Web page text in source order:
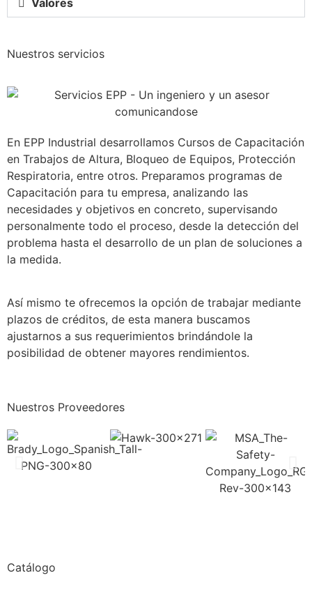
Valores
Nuestros servicios
En EPP Industrial desarrollamos Cursos de Capacitación
en Trabajos de Altura, Bloqueo de Equipos, Protección
Respiratoria, entre otros. Preparamos programas de
Capacitación para tu empresa, analizando las
necesidades y objetivos en concreto, supervisando
personalmente todo el proceso, desde la detección del
problema hasta el desarrollo de un plan de soluciones a
la medida.
Así mismo te ofrecemos la opción de trabajar mediante
plazos de créditos, de esta manera buscamos
ajustarnos a sus requerimientos brindándole la
posibilidad de obtener mayores rendimientos.
Nuestros Proveedores
Catálogo